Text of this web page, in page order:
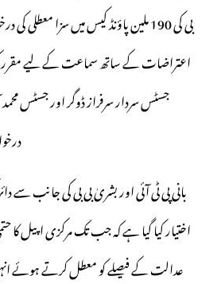
بی کی 190 ملین پاؤنڈ کیس میں سزا
اعتراضات کے ساتھ سماعت کے لیے
جسٹس سردار سرفراز ڈوگر اور جسٹس
بانی پی ٹی آئی اور بشریٰ بی بی کی جانب سے
اختیار کیا گیا ہے کہ جب تک مرکزی اپیل کا
عدالت کے فیصلے کو معطل کرتے ہوئے